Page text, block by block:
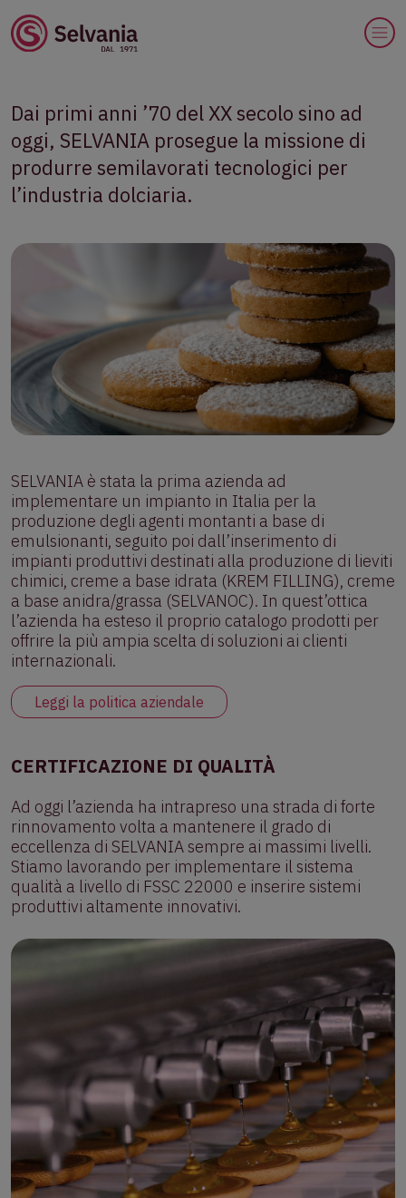
Dai primi anni ’70 del XX secolo sino ad
oggi, SELVANIA prosegue la missione di
produrre semilavorati tecnologici per
l’industria dolciaria.
SELVANIA è stata la prima azienda ad
implementare un impianto in Italia per la
produzione degli agenti montanti a base di
emulsionanti, seguito poi dall’inserimento di
impianti produttivi destinati alla produzione di lieviti
chimici, creme a base idrata (KREM FILLING), creme
a base anidra/grassa (SELVANOC). In quest’ottica
l’azienda ha esteso il proprio catalogo prodotti per
offrire la più ampia scelta di soluzioni ai clienti
internazionali.
Leggi la politica aziendale
CERTIFICAZIONE DI QUALITÀ
Ad oggi l’azienda ha intrapreso una strada di forte
rinnovamento volta a mantenere il grado di
eccellenza di SELVANIA sempre ai massimi livelli.
Stiamo lavorando per implementare il sistema
qualità a livello di FSSC 22000 e inserire sistemi
produttivi altamente innovativi.